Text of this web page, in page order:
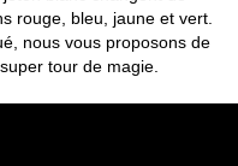
rouge, bleu, jaune et vert.
nous vous proposons de
tour de magie.